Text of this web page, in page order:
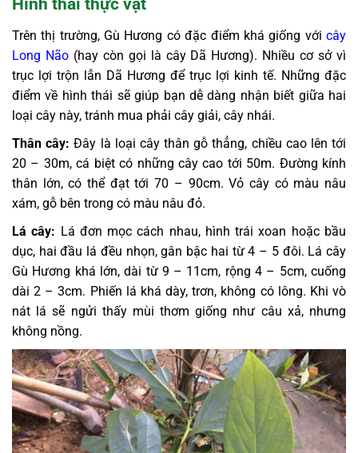
Hình thái thực vật
Trên thị trường, Gù Hương có đặc điểm khá giống với cây
Long Não(hay còn gọi là cây Dã Hương). Nhiều cơ sở vì
trục lợi trộn lẫn Dã Hương để trục lợi kinh tế. Những đặc
điểm về hình thái sẽ giúp bạn dễ dàng nhận biết giữa hai
loại cây này, tránh mua phải cây giải, cây nhái.
Thân cây: Đây là loại cây thân gỗ thẳng, chiều cao lên tới
20 – 30m, cá biệt có những cây cao tới 50m. Đường kính
thân lớn, có thể đạt tới 70 – 90cm. Vỏ cây có màu nâu
xám, gỗ bên trong có màu nâu đỏ.
Lá cây: Lá đơn mọc cách nhau, hình trái xoan hoặc bầu
dục, hai đầu lá đều nhọn, gân bậc hai từ 4 – 5 đôi. Lá cây
Gù Hương khá lớn, dài từ 9 – 11cm, rộng 4 – 5cm, cuống
dài 2 – 3cm. Phiến lá khá dày, trơn, không có lông. Khi vò
nát lá sẽ ngửi thấy mùi thơm giống như câu xả, nhưng
không nồng.